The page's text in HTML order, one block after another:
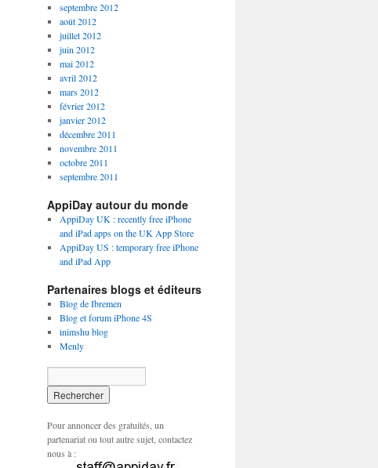
septembre 2012
août 2012
juillet 2012
juin 2012
mai 2012
avril 2012
mars 2012
février 2012
janvier 2012
décembre 2011
novembre 2011
octobre 2011
septembre 2011
AppiDay autour du monde
AppiDay UK : recently free iPhone
and iPad apps on the UK App Store
AppiDay US : temporary free iPhone
and iPad App
Partenaires blogs et éditeurs
Blog de Ibremen
Blog et forum iPhone 4S
inimshu blog
Menly
Pour annoncer des gratuités, un
partenariat ou tout autre sujet, contactez
nous à :